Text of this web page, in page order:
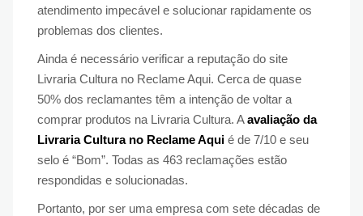
atendimento impecável e solucionar rapidamente os
problemas dos clientes.
Ainda é necessário verificar a reputação do site
Livraria Cultura no Reclame Aqui. Cerca de quase
50% dos reclamantes têm a intenção de voltar a
comprar produtos na Livraria Cultura. Aavaliação da
Livraria Cultura no Reclame Aqui é de 7/10 e seu
selo é “Bom”. Todas as 463 reclamações estão
respondidas e solucionadas.
Portanto, por ser uma empresa com sete décadas de